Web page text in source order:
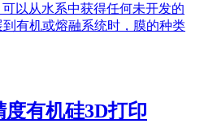
以从水系中获得任何未开发的
有机或熔融系统时，膜的种类
度有机硅3D打印